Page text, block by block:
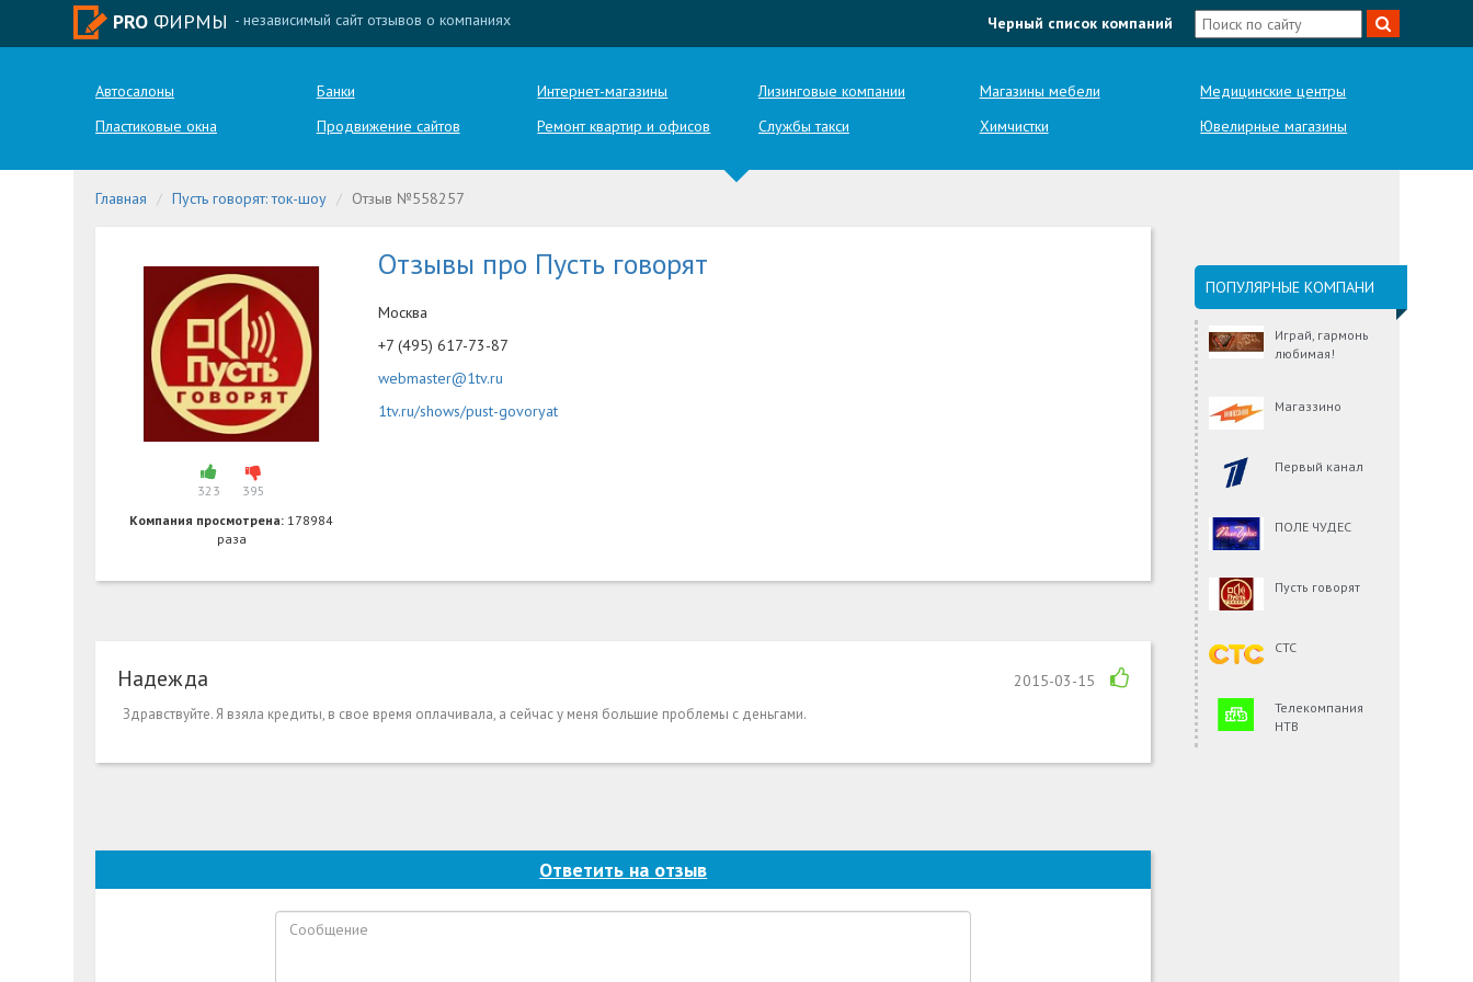
PRO ФИРМЫ - независимый сайт отзывов о компаниях Черный список компаний
Автосалоны Банки Интернет-магазины Лизинговые компании Магазины мебели
Медицинские центры
Пластиковые окна
Продвижение сайтов Ремонт квартир и офисов Службы такси Химчистки Ювелирные магазины
Главная Пусть говорят: ток-шоу Отзыв №558257
323
395
Компания просмотрена: 178984
раза
Отзывы про Пусть говорят
Москва
+7 (495) 617-73-87
webmaster@1tv.ru
1tv.ru/shows/pust-govoryat
Надежда 2015-03-15
Здравствуйте. Я взяла кредиты, в свое время оплачивала, а сейчас у меня большие проблемы с деньгами.
Ответить на отзыв
ПОПУЛЯРНЫЕ КОМПАНИ
Играй, гармонь
любимая!
Магаззино
Первый канал
ПОЛЕ ЧУДЕС
Пусть говорят
СТС
Телекомпания
НТВ